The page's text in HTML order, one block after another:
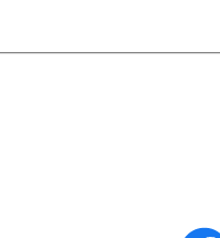
フッター